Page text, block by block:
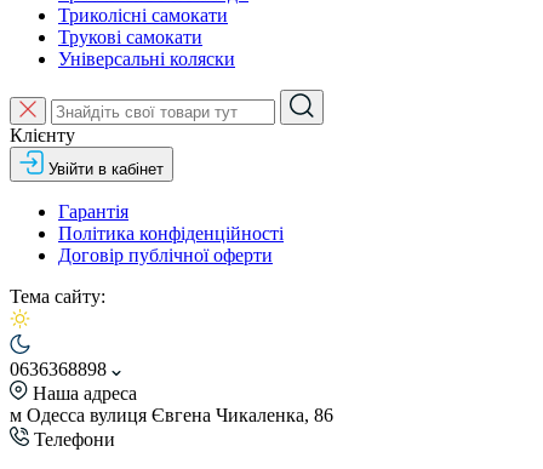
Триколісні самокати
Трукові самокати
Універсальні коляски
Клієнту
Увійти в кабінет
Гарантія
Політика конфіденційності
Договір публічної оферти
Тема сайту:
0636368898
Наша адреса
м Одесса вулиця Євгена Чикаленка, 86
Телефони